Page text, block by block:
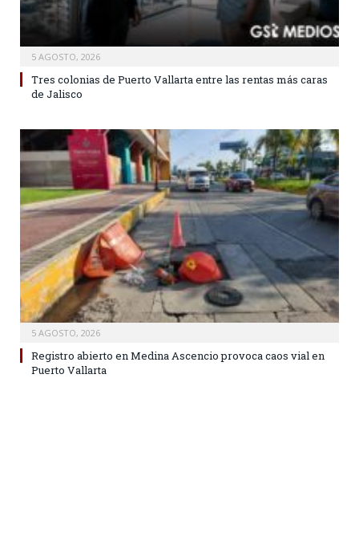
5 AGOSTO, 2026
Tres colonias de Puerto Vallarta entre las rentas más caras
de Jalisco
5 AGOSTO, 2026
Registro abierto en Medina Ascencio provoca caos vial en
Puerto Vallarta